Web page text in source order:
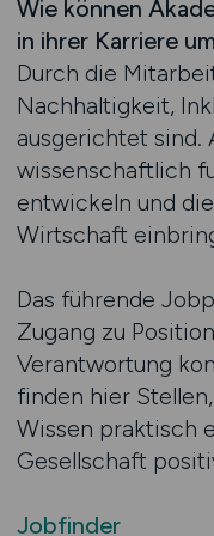
Wie können
in ihrer Karriere
Durch die
Nachhaltigkeit,
ausgerichtet sind.
wissenschaftlich
entwickeln und
Wirtschaft
Das führende
Zugang zu
Verantwortung
finden hier
Wissen praktisch
Gesellschaft
Jobfinder